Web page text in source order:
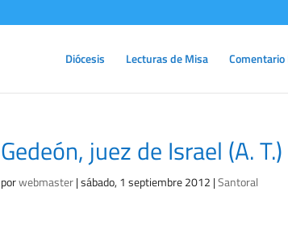
Diócesis Lecturas de Misa
Gedeón, juez de Israel (A. T.)
porwebmaster|sábado, 1 septiembre 2012 |Santoral